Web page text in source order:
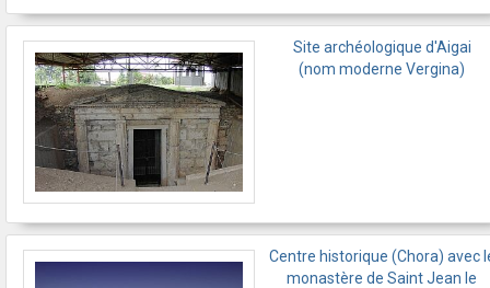
Site archéologique d'Aigai
(nom moderne Vergina)
Centre historique (Chora) avec
monastère de Saint Jean le